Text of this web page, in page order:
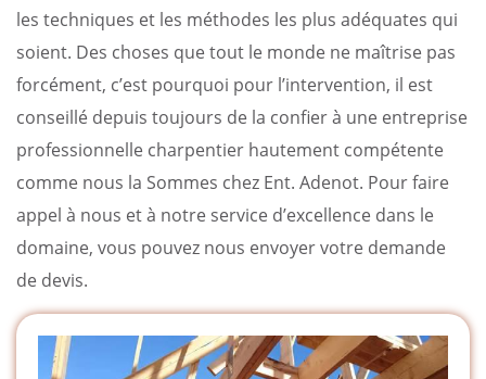
les techniques et les méthodes les plus adéquates qui
soient. Des choses que tout le monde ne maîtrise pas
forcément, c’est pourquoi pour l’intervention, il est
conseillé depuis toujours de la confier à une entreprise
professionnelle charpentier hautement compétente
comme nous la Sommes chez Ent. Adenot. Pour faire
appel à nous et à notre service d’excellence dans le
domaine, vous pouvez nous envoyer votre demande
de devis.